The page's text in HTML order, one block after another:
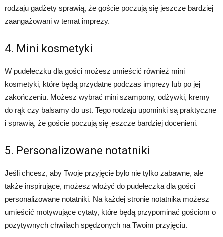
rodzaju gadżety sprawią, że goście poczują się jeszcze bardziej
zaangażowani w temat imprezy.
4. Mini kosmetyki
W pudełeczku dla gości możesz umieścić również mini
kosmetyki, które będą przydatne podczas imprezy lub po jej
zakończeniu. Możesz wybrać mini szampony, odżywki, kremy
do rąk czy balsamy do ust. Tego rodzaju upominki są praktyczne
i sprawią, że goście poczują się jeszcze bardziej docenieni.
5. Personalizowane notatniki
Jeśli chcesz, aby Twoje przyjęcie było nie tylko zabawne, ale
także inspirujące, możesz włożyć do pudełeczka dla gości
personalizowane notatniki. Na każdej stronie notatnika możesz
umieścić motywujące cytaty, które będą przypominać gościom o
pozytywnych chwilach spędzonych na Twoim przyjęciu.